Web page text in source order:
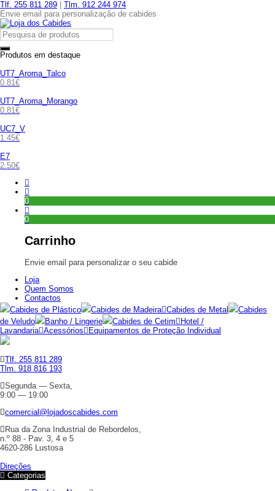
Tlf. 255 811 289
Tlm. 912 244 974
Envie email para personalização de cabides
Produtos em destaque
UT7_Aroma_Talco
0.81€
UT7_Aroma_Morango
0.81€
UC7_V
1.45€
E7
2.50€
0
0
Carrinho
Envie email para personalizar o seu cabide
Loja
Quem Somos
Contactos
Cabides de Plástico
Cabides de Madeira Cabides de Metal
Cabides
de Veludo
Banho / Lingerie Cabides de Cetim
Hotel /
Lavandaria Acessórios Equipamentos de Proteção Individual
Tlf. 255 811 289
Tlm. 918 816 193
Segunda — Sexta,
9:00 — 19:00
comercial@lojadoscabides.com
Rua da Zona Industrial de Rebordelos,
n.º 88 - Pav. 3, 4 e 5
4620-286 Lustosa
Direções
Categorias